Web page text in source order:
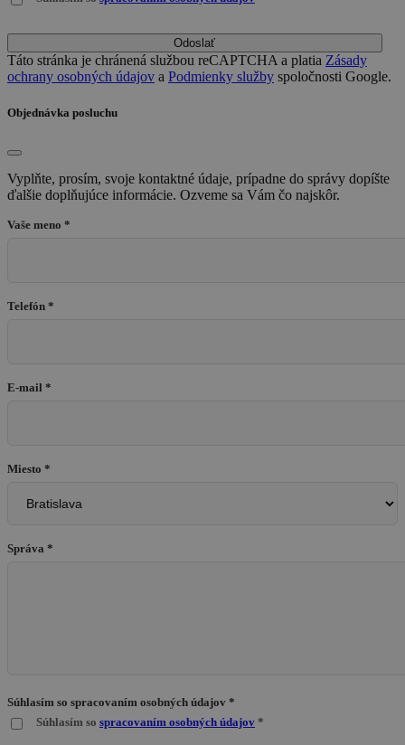
Odoslať
Táto stránka je chránená službou reCAPTCHA a platia Zásady
ochrany osobných údajov a Podmienky služby spoločnosti Google.
Objednávka posluchu
Vyplňte, prosím, svoje kontaktné údaje, prípadne do správy dopíšte
ďalšie doplňujúce informácie. Ozveme sa Vám čo najskôr.
Vaše meno *
Telefón *
E-mail *
Miesto *
Správa *
Súhlasím so spracovaním osobných údajov *
Súhlasím so spracovaním osobných údajov *